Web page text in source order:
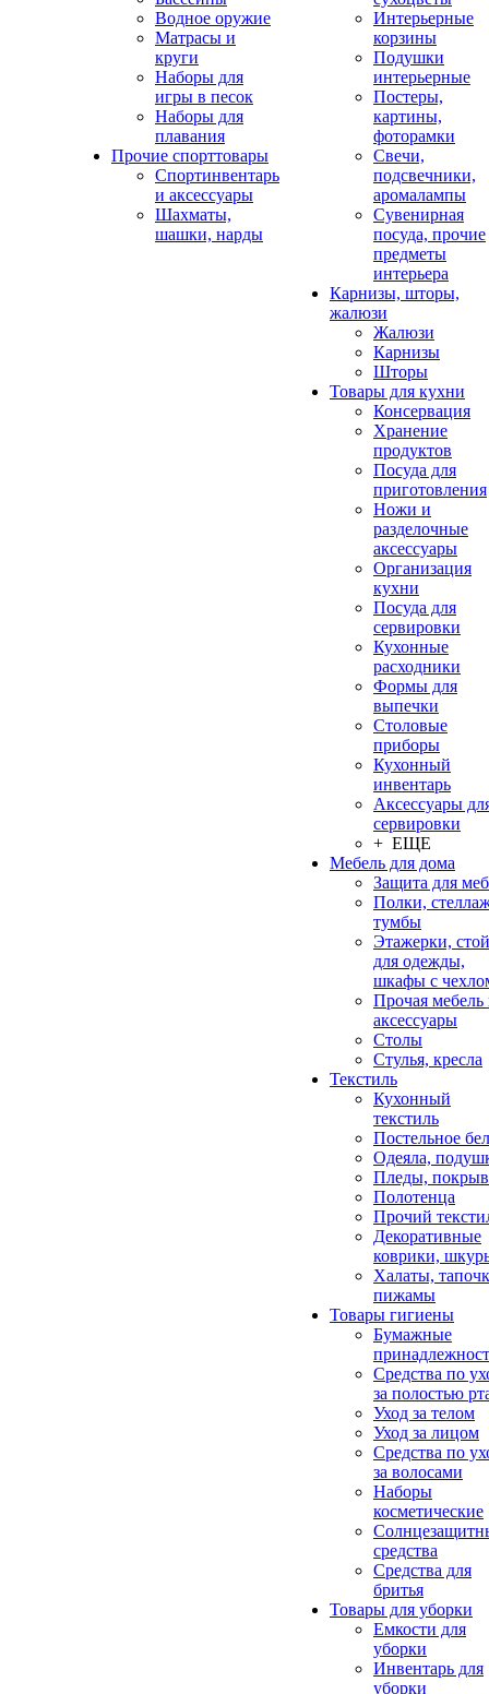
Водное оружие
Матрасы и
круги
Наборы для
игры в песок
Наборы для
плавания
Прочие спорттовары
Спортинвентарь
и аксессуары
Шахматы,
шашки, нарды
Интерьерные
корзины
Подушки
интерьерные
Постеры,
картины,
фоторамки
Свечи,
подсвечники,
аромалампы
Сувенирная
посуда, прочие
предметы
интерьера
Карнизы, шторы,
жалюзи
Жалюзи
Карнизы
Шторы
Товары для кухни
Консервация
Хранение
продуктов
Посуда для
приготовления
Ножи и
разделочные
аксессуары
Организация
кухни
Посуда для
сервировки
Кухонные
расходники
Формы для
выпечки
Столовые
приборы
Кухонный
инвентарь
Аксессуары
сервировки
+ ЕЩЕ
Мебель для дома
Защита для
Полки,
тумбы
Этажерки,
для одежды,
шкафы с
Прочая мебель
аксессуары
Столы
Стулья, кресла
Текстиль
Кухонный
текстиль
Постельное
Одеяла,
Пледы,
Полотенца
Прочий
Декоративные
коврики,
Халаты,
пижамы
Товары гигиены
Бумажные
Средства по
за полостью
Уход за телом
Уход за лицом
Средства по
за волосами
Наборы
косметические
средства
Средства для
бритья
Товары для уборки
Емкости для
уборки
Инвентарь для
уборки